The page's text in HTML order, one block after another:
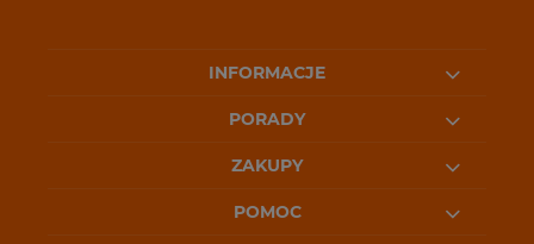
INFORMACJE
PORADY
ZAKUPY
POMOC